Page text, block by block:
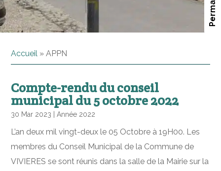
Accueil »APPN
Compte-rendu du conseil
municipal du 5 octobre 2022
30 Mar 2023 |Année 2022
L’an deux mil vingt-deux le 05 Octobre à 19H00. Les
membres du Conseil Municipal de la Commune de
VIVIERES se sont réunis dans la salle de la Mairie sur la